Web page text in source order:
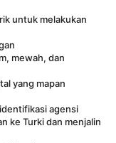
untuk melakukan
mewah, dan
yang mapan
agensi
ke Turki dan menjalin